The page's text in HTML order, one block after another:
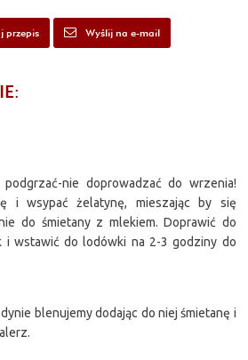
przepis Wyślij na e-mail
nie doprowadzać do wrzenia!
i wsypać żelatynę, mieszając by się
do śmietany z mlekiem. Doprawić do
i wstawić do lodówki na 2-3 godziny do
blenujemy dodając do niej śmietanę i